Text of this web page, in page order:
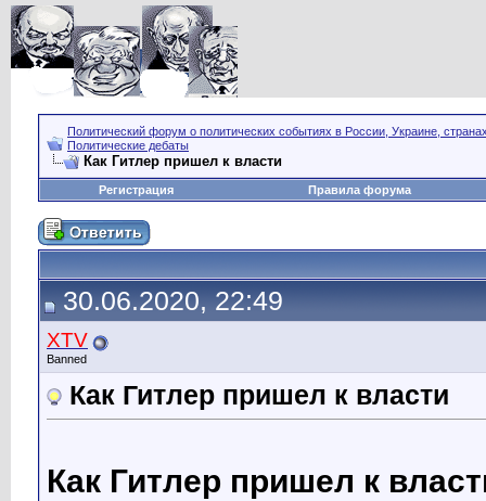
Политический форум о политических событиях в России, Украине,
Политические дебаты
Как Гитлер пришел к власти
Регистрация Правила форума
30.06.2020, 22:49
XTV
Banned
Как Гитлер пришел к власти
Как Гитлер пришел к